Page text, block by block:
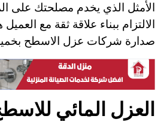
الأمثل الذي يخدم مصلحتك على
الالتزام ببناء علاقة ثقة مع
صدارة شركات عزل الاسطح
العزل المائي